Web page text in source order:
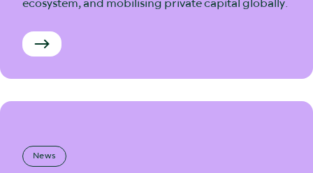
ecosystem, and mobilising private capital globally.
News